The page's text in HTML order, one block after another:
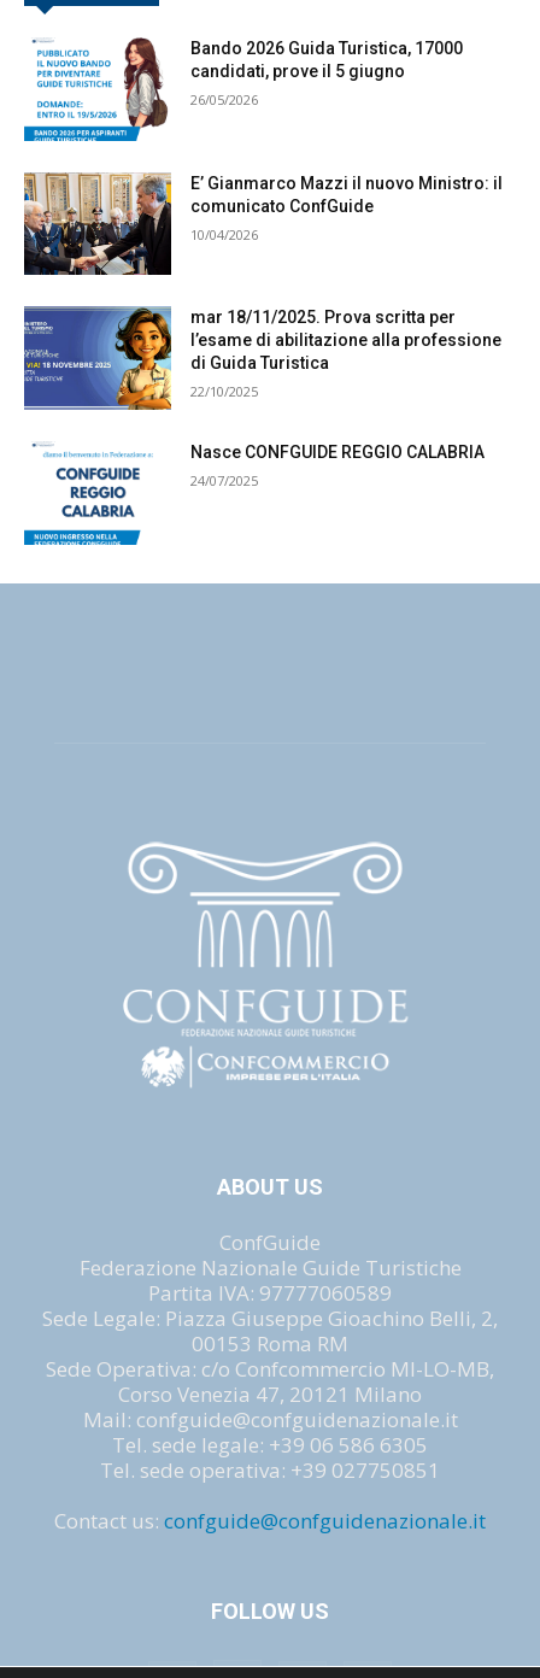
Bando 2026 Guida Turistica, 17000
candidati, prove il 5 giugno
26/05/2026
E’ Gianmarco Mazzi il nuovo Ministro: il
comunicato ConfGuide
10/04/2026
mar 18/11/2025. Prova scritta per
l’esame di abilitazione alla professione
di Guida Turistica
22/10/2025
Nasce CONFGUIDE REGGIO CALABRIA
24/07/2025
ABOUT US
ConfGuide
Federazione Nazionale Guide Turistiche
Partita IVA: 97777060589
Sede Legale: Piazza Giuseppe Gioachino Belli, 2,
00153 Roma RM
Sede Operativa: c/o Confcommercio MI-LO-MB,
Corso Venezia 47, 20121 Milano
Mail: confguide@confguidenazionale.it
Tel. sede legale: +39 06 586 6305
Tel. sede operativa: +39 027750851
Contact us: confguide@confguidenazionale.it
FOLLOW US